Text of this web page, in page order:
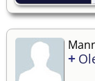
+